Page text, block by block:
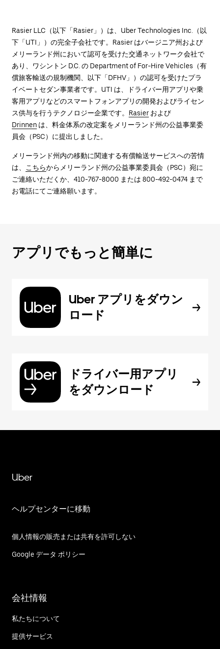
Rasier LLC（以下「Rasier」）は、Uber Technologies Inc.（以
下「UTI」）の完全子会社です。Rasier はバージニア州および
メリーランド州において認可を受けた交通ネットワーク会社で
あり、ワシントン D.C. の Department of For-Hire Vehicles（有
償旅客輸送の規制機関、以下「DFHV」）の認可を受けたプラ
イベートセダン事業者です。UTI は、ドライバー用アプリや乗
客用アプリなどのスマートフォンアプリの開発およびライセン
ス供与を行うテクノロジー企業です。 Rasier および
Drinnen は、料金体系の改定案をメリーランド州の公益事業委
員会（PSC）に提出しました。
メリーランド州内の移動に関連する有償輸送サービスへの苦情
は、
こちらからメリーランド州の公益事業委員会（PSC）宛に
ご連絡いただくか、410-767-8000 または 800-492-0474 まで
お電話にてご連絡願います。
アプリでもっと簡単に
Uber アプリをダウン
ロード
ドライバー用アプリ
をダウンロード
Uber
ヘルプセンターに移動
個人情報の販売または共有を許可しない
Google データ ポリシー
会社情報
私たちについて
提供サービス